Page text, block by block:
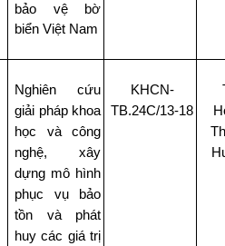
bảo vệ bờ
biển Việt Nam
Nghiên cứu
giải pháp khoa
học và công
nghệ, xây
dựng mô hình
phục vụ bảo
tồn và phát
huy các giá trị
KHCN-
TB.24C/13-18